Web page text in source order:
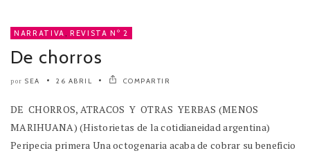
NARRATIVA ,REVISTA Nº 2
De chorros
por SEA 26 ABRIL COMPARTIR
DE CHORROS, ATRACOS Y OTRAS YERBAS (MENOS
MARIHUANA) (Historietas de la cotidianeidad argentina)
Peripecia primera Una octogenaria acaba de cobrar su beneficio